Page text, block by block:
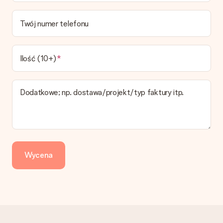
Jaki jest czas dostawy i kiedy otrzymam mój prezent?
Przewidywany czas dostawy można znaleźć na stronie
produktu.
Jakie opcje dostawy mogę wybrać?
W koszyku zamówień mamy kilka opcji dostawy. Termin
pokazany na stronie produktu odnosi się do najtańszej i
najwolniejszej formy wysyłki.
Zapłata
Dotpay, karta kredytowa, lub przelew bankowy. W przypadku
dni przedłużenia dostawy - kwota musi zostać zaksięgowana,
aby zamówienie trafiło do produkcji. Robiąc przelew, należy
wybrać Przelew Krajowy Europejski.
Twój numer telefonu
Ilość (10+)
Dodatkowe; np. dostawa/projekt/typ faktury itp.
Wycena